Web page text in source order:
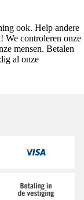
ook. Help andere
We controleren onze
mensen. Betalen
al onze